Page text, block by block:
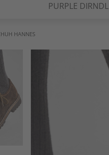
PURPLE DIRNDL
HANNES
überspringen